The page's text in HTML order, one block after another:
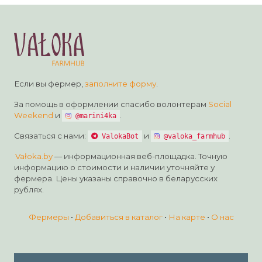
Если вы фермер, заполните форму
За помощь в оформлении спасибо волонтерам Social
Weekend и @marini4ka
Связаться с нами: ValokaBot и @valoka_farmhub
Vałoka.by— информационная веб-площадка. Точную
информацию о стоимости и наличии уточняйте у
фермера. Цены указаны справочно в беларусских
рублях.
Фермеры • Добавиться в каталог• На карте • О нас